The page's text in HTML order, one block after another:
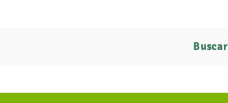
Buscar